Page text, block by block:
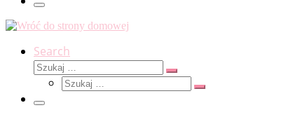
Menu
Search
Szukaj
Szukaj
Szukaj
Szukaj
Menu